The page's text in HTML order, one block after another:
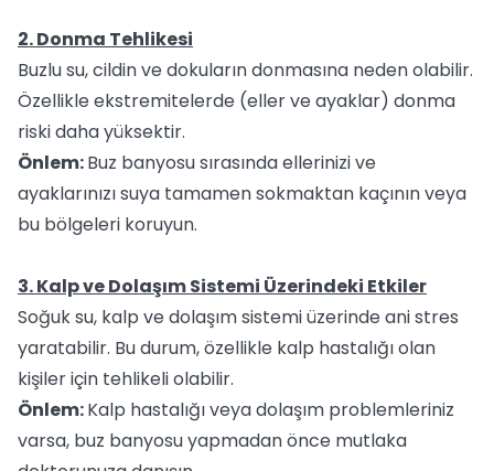
2. Donma Tehlikesi
Buzlu su, cildin ve dokuların donmasına neden olabilir.
Özellikle ekstremitelerde (eller ve ayaklar) donma
riski daha yüksektir.
Önlem:Buz banyosu sırasında ellerinizi ve
ayaklarınızı suya tamamen sokmaktan kaçının veya
bu bölgeleri koruyun.
3. Kalp ve Dolaşım Sistemi Üzerindeki Etkiler
Soğuk su, kalp ve dolaşım sistemi üzerinde ani stres
yaratabilir. Bu durum, özellikle kalp hastalığı olan
kişiler için tehlikeli olabilir.
Önlem:Kalp hastalığı veya dolaşım problemleriniz
varsa, buz banyosu yapmadan önce mutlaka